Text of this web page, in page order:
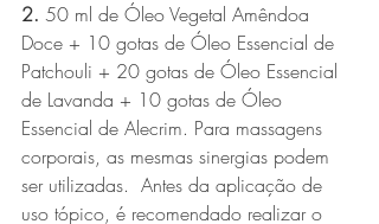
2. 50 ml de Óleo Vegetal Amêndoa
Doce + 10 gotas de Óleo Essencial de
Patchouli + 20 gotas de Óleo Essencial
de Lavanda + 10 gotas de Óleo
Essencial de Alecrim. Para massagens
corporais, as mesmas sinergias podem
ser utilizadas.  Antes da aplicação de
uso tópico, é recomendado realizar o